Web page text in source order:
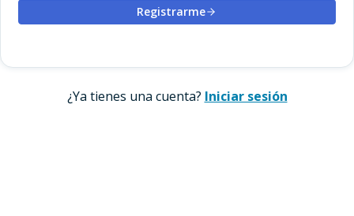
Registrarme
¿Ya tienes una cuenta? Iniciar sesión